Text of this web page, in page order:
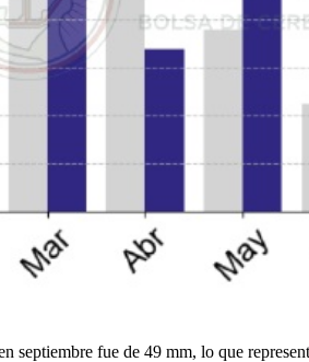
septiembre fue de 49 mm, lo que